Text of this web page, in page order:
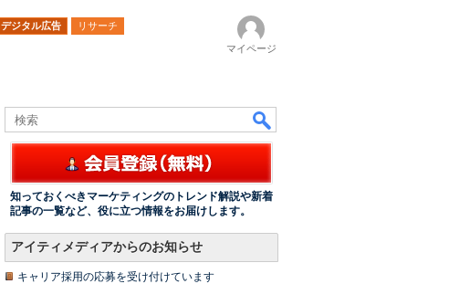
デジタル広告
リサーチ
マイページ
知っておくべきマーケティングのトレンド解説や新着
記事の一覧など、役に立つ情報をお届けします。
アイティメディアからのお知らせ
キャリア採用の応募を受け付けています